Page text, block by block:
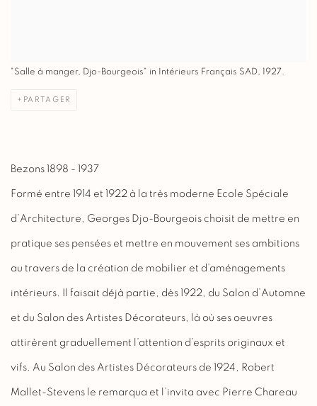
"Salle à manger, Djo-Bourgeois" in Intérieurs Français SAD, 1927.
PARTAGER
Bezons 1898 - 1937
Formé entre 1914 et 1922 à la très moderne Ecole Spéciale
d’Architecture, Georges Djo-Bourgeois choisit de mettre en
pratique ses pensées et mettre en mouvement ses ambitions
au travers de la création de mobilier et d’aménagements
intérieurs. Il faisait déjà partie, dès 1922, du Salon d’Automne
et du Salon des Artistes Décorateurs, là où ses oeuvres
attirèrent graduellement l’attention d’esprits originaux et
vifs. Au Salon des Artistes Décorateurs de 1924, Robert
Mallet-Stevens le remarqua et l’invita avec Pierre Chareau